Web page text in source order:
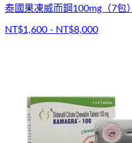
泰國果凍威而鋼100mg（7包）
NT$1,600 - NT$8,000